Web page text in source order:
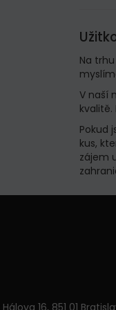
Na
V naší
kvalitě.
Pokud
kus,
zájem